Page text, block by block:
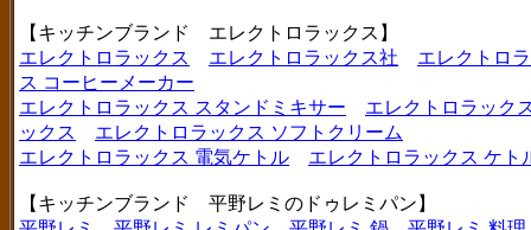
【キッチンブランド エレクトロラックス】
エレクトロラックス
エレクトロラックス社
エレクトロ
ス コーヒーメーカー
エレクトロラックス スタンドミキサー
エレクトロラック
ックス
エレクトロラックス ソフトクリーム
エレクトロラックス 電気ケトル
エレクトロラックス ケト
【キッチンブランド 平野レミのドゥレミパン】